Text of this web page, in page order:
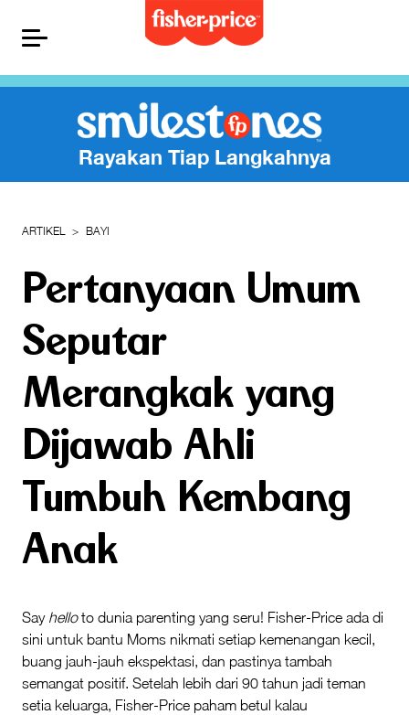
Rayakan Tiap Langkahnya
ARTIKEL BAYI
Pertanyaan Umum
Seputar
Merangkak yang
Dijawab Ahli
Tumbuh Kembang
Anak
Say helloto dunia parenting yang seru! Fisher-Price ada di
sini untuk bantu Moms nikmati setiap kemenangan kecil,
buang jauh-jauh ekspektasi, dan pastinya tambah
semangat positif. Setelah lebih dari 90 tahun jadi teman
setia keluarga, Fisher-Price paham betul kalau